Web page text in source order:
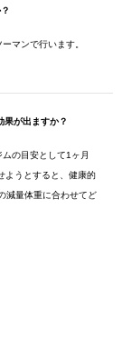
マンで行います。
が出ますか？
の目安として1ヶ月
ようとすると、健康的
減量体重に合わせてど